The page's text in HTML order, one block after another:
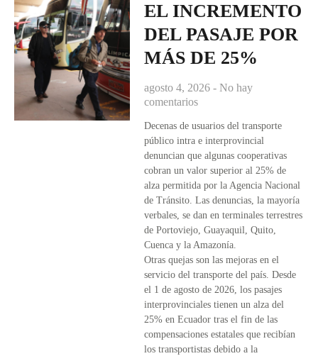
EL INCREMENTO
DEL PASAJE POR
MÁS DE 25%
agosto 4, 2026 No hay
comentarios
Decenas de usuarios del transporte
público intra e interprovincial
denuncian que algunas cooperativas
cobran un valor superior al 25% de
alza permitida por la Agencia Nacional
de Tránsito. Las denuncias, la mayoría
verbales, se dan en terminales terrestres
de Portoviejo, Guayaquil, Quito,
Cuenca y la Amazonía.
Otras quejas son las mejoras en el
servicio del transporte del país. Desde
el 1 de agosto de 2026, los pasajes
interprovinciales tienen un alza del
25% en Ecuador tras el fin de las
compensaciones estatales que recibían
los transportistas debido a la